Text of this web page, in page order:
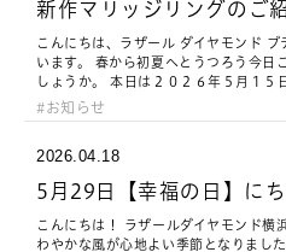
新作マリッジリングのご
こんにちは、ラザール ダイヤモンド
います。 春から初夏へとうつろう今日
しょうか。 本日は２０２６年５月１
お知らせ
2026.04.18
5月29日【幸福の日】に
こんにちは！ ラザールダイヤモンド横
わやかな風が心地よい季節となりまし